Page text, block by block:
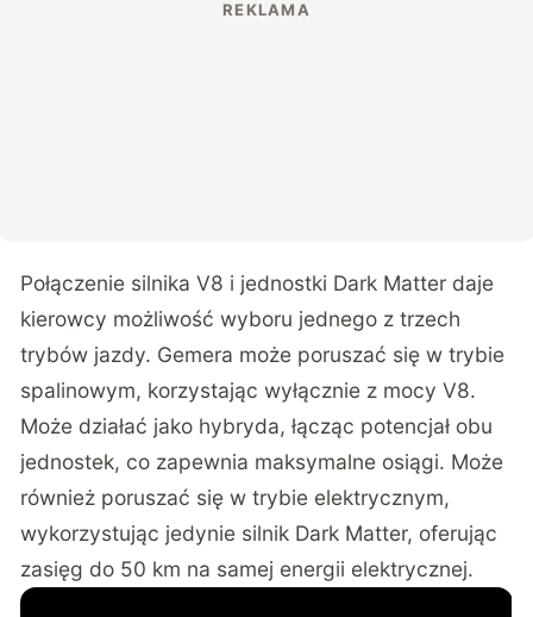
Połączenie silnika V8 i jednostki Dark Matter daje
kierowcy możliwość wyboru jednego z trzech
trybów jazdy. Gemera może poruszać się w trybie
spalinowym, korzystając wyłącznie z mocy V8.
Może działać jako hybryda, łącząc potencjał obu
jednostek, co zapewnia maksymalne osiągi. Może
również poruszać się w trybie elektrycznym,
wykorzystując jedynie silnik Dark Matter, oferując
zasięg do 50 km na samej energii elektrycznej.